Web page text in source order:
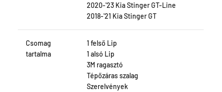
2020-'23 Kia Stinger GT-Line
2018-'21 Kia Stinger GT
Csomag
tartalma
1 felső Lip
1 alsó Lip
3M ragasztó
Tépőzáras szalag
Szerelvények